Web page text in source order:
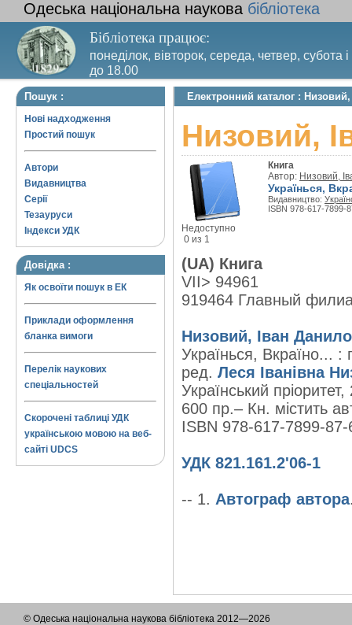
Одеська національна наукова бібліотека
Бібліотека працює:
понеділок, вівторок, середа, четвер, субота
до 18.00
Вихідний день – п’ятниця. Останній четвер
Пошук :
Нові надходження
Простий пошук
Автори
Видавництва
Серії
Тезауруси
Індекси УДК
Довідка :
Як освоїти пошук в ЕК
Приклади оформлення
бланка вимоги
Перелік наукових
спеціальностей
Скорочені таблиці УДК
українською мовою на веб-
сайті UDCS
Електронний каталог :
Низовий,
Недоступно
0 из 1
Книга
Автор: Низовий,
Українься,
Видавництво:
ISBN 978-617-7899-
(UA) Книга
VII> 94961
919464 Главный
Низовий, Іван
Українься, Вкраїно... :
ред. Леся Іванівна
Український
600 пр.– Кн. містить
ISBN 978-617-7899-87-
УДК 821.161.2'06-1
-- 1. Автограф автора
© Одеська національна наукова бібліотека 2012—2026